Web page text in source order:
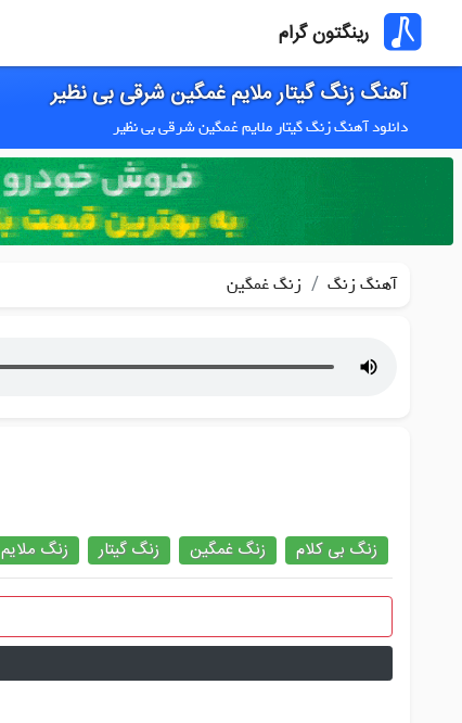
رینگتون گرام
آهنگ زنگ گیتار ملایم غمگین شرقی بی نظیر
دانلود آهنگ زنگ گیتار ملایم غمگین شرقی بی نظیر
آهنگ زنگ / زنگ غمگین
زنگ بی کلام زنگ غمگین زنگ گیتار زنگ ملایم